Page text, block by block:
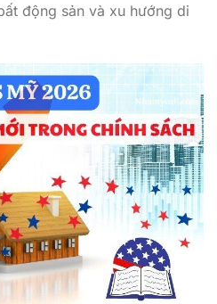
động sản và xu hướng di